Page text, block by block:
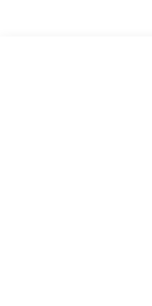
Ürün resmi
Ürün
Ürün
Ürün fiyatı
Bu ürüne